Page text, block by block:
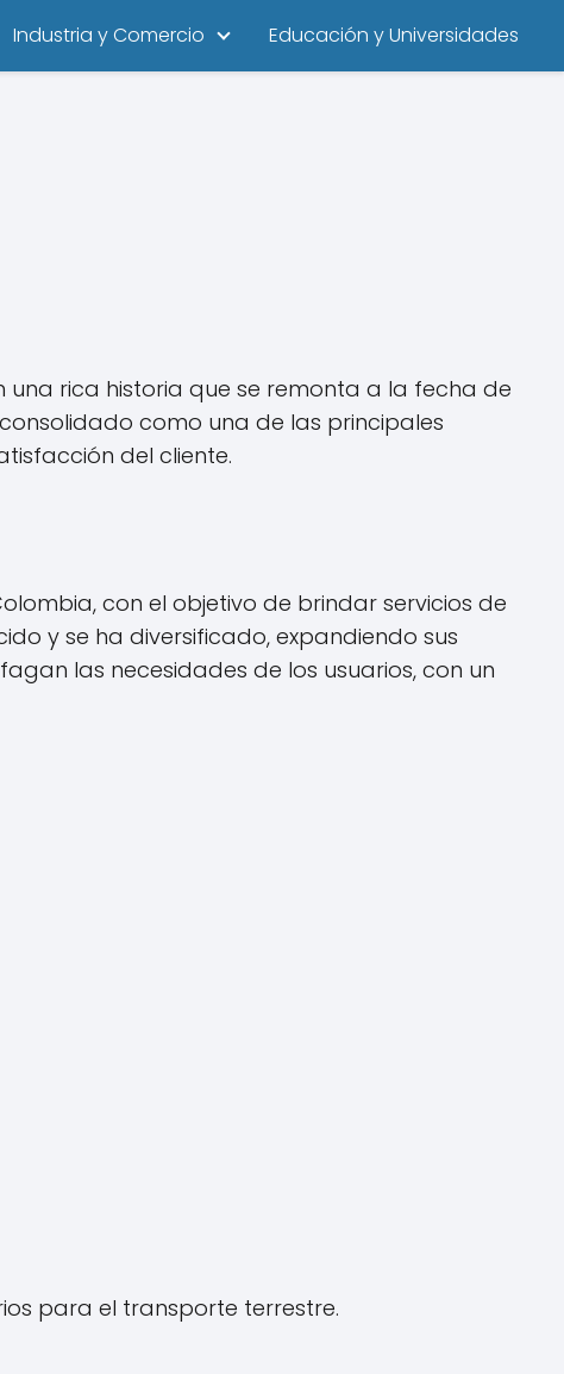
Industria y Comercio Educación y Universidades
una rica historia que se remonta a la fecha de
como una de las principales
del cliente.
con el objetivo de brindar servicios de
y se ha diversificado, expandiendo sus
las necesidades de los usuarios, con un
para el transporte terrestre.